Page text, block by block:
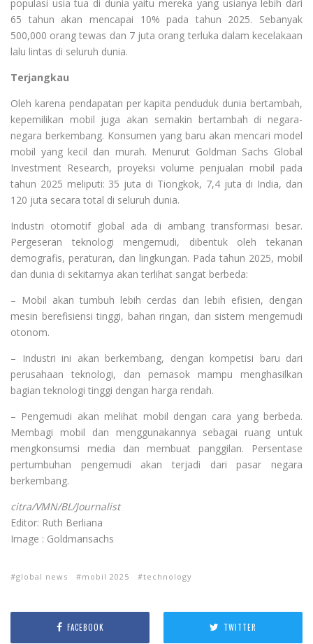
populasi usia tua di dunia yaitu mereka yang usianya lebih dari
65 tahun akan mencapai 10% pada tahun 2025. Sebanyak
500,000 orang tewas dan 7 juta orang terluka dalam kecelakaan
lalu lintas di seluruh dunia.
Terjangkau
Oleh karena pendapatan per kapita penduduk dunia bertambah,
kepemilikan mobil juga akan semakin bertambah di negara-
negara berkembang. Konsumen yang baru akan mencari model
mobil yang kecil dan murah. Menurut Goldman Sachs Global
Investment Research, proyeksi volume penjualan mobil pada
tahun 2025 meliputi: 35 juta di Tiongkok, 7,4 juta di India, dan
120 juta secara total di seluruh dunia.
Industri otomotif global ada di ambang transformasi besar.
Pergeseran teknologi mengemudi, dibentuk oleh tekanan
demografis, peraturan, dan lingkungan. Pada tahun 2025, mobil
dan dunia di sekitarnya akan terlihat sangat berbeda:
– Mobil akan tumbuh lebih cerdas dan lebih efisien, dengan
mesin berefisiensi tinggi, bahan ringan, dan sistem mengemudi
otonom.
–
Industri ini akan berkembang, dengan kompetisi baru dari
perusahaan
teknologi, dan pemasok
mampu menghasilkan
bagian teknologi tinggi dengan harga rendah.
– Pengemudi akan melihat mobil dengan cara yang berbeda.
Membagi
mobil dan menggunakannya sebagai ruang untuk
mengkonsumsi
media dan membuat panggilan.
Persentase
pertumbuhan
pengemudi akan terjadi dari
pasar negara
berkembang.
citra/VMN/BL/Journalist
Editor: Ruth Berliana
Image : Goldmansachs
global news mobil 2025 technology
FACEBOOK TWITTER